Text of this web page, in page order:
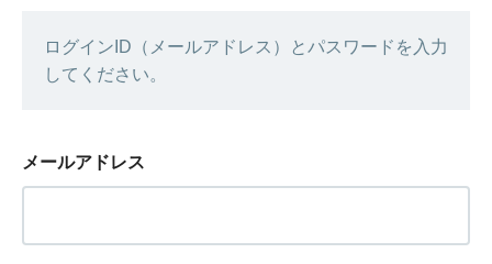
ログインID（メールアドレス）とパスワードを入力
してください。
メールアドレス